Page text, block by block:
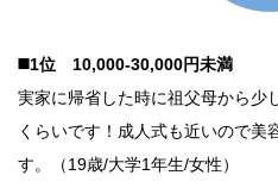
◼️1位 10,000-30,000円未満
実家に帰省した時に祖父母から少
くらいです！成人式も近いので美
す。（19歳/大学1年生/女性）